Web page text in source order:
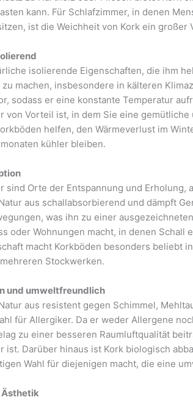
kann. Für Schlafzimmer, in denen
ist die Weichheit von Kork ein großer
isolierende Eigenschaften, die ihm
machen, insbesondere in kälteren
sodass er eine konstante Temperatur
von Vorteil ist, in dem Sie eine gemütliche
helfen, den Wärmeverlust im
kühler bleiben.
sind Orte der Entspannung und Erholung,
aus schallabsorbierend und dämpft
was ihn zu einer
oder Wohnungen macht, in denen Schall
macht Korkböden besonders beliebt
Stockwerken.
und umweltfreundlich
aus resistent gegen Schimmel,
für Allergiker. Da er weder Allergene
zu einer besseren Raumluftqualität
ist. Darüber hinaus ist Kork biologisch
Wahl für diejenigen macht, die eine